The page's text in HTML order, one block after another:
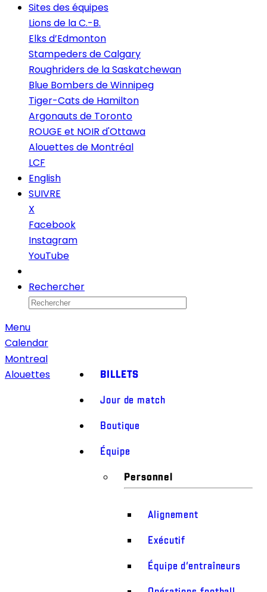
Sites des équipes
Lions de la C.-B.
Elks d’Edmonton
Stampeders de Calgary
Roughriders de la Saskatchewan
Blue Bombers de Winnipeg
Tiger-Cats de Hamilton
Argonauts de Toronto
ROUGE et NOIR d'Ottawa
Alouettes de Montréal
LCF
English
SUIVRE
X
Facebook
Instagram
YouTube
Rechercher
Menu
Calendar
Montreal
Alouettes
BILLETS
Jour de match
Boutique
Équipe
Personnel
Alignement
Exécutif
Équipe d’entraîneurs